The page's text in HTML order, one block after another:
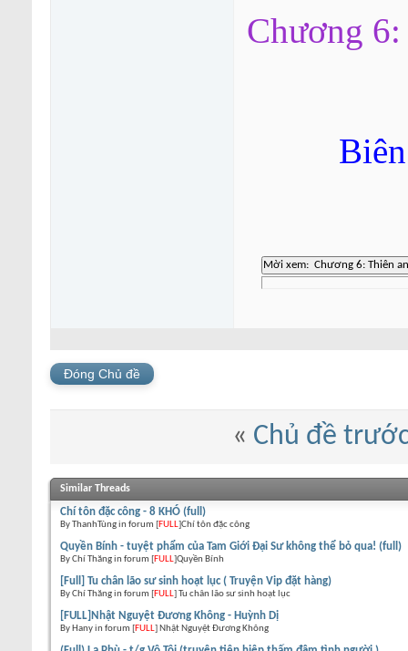
Chương 6:
Đóng Chủ đề
« Chủ đề
Similar Threads
Chí tôn đặc công - 8 KHÓ (full)
By ThanhTùng in forum [FULL]Chí tôn đặc công
Quyền Bính - tuyệt phẩm của Tam Giới Đại Sư không thể bỏ qua! (full)
By Chí Thăng in forum [FULL]Quyền Bính
[Full] Tu chân lão sư sinh hoạt lục ( Truyện Vip đặt hàng)
By Chí Thăng in forum [FULL] Tu chân lão sư sinh hoạt lục
[FULL]Nhật Nguyệt Đương Không - Huỳnh Dị
By Hany in forum [FULL] Nhật Nguyệt Đương Không